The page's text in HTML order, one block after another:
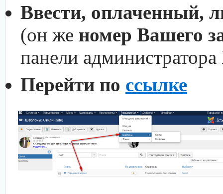
Ввести, оплаченный,
(он же номер Вашего
панели
Перейти по ссылке